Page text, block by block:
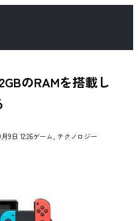
のRAMを搭載し
9日 12:26ゲーム テクノロジー